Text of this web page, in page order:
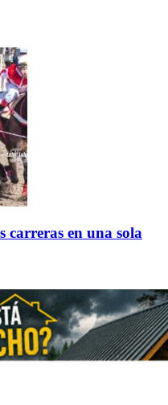
carreras en una sola